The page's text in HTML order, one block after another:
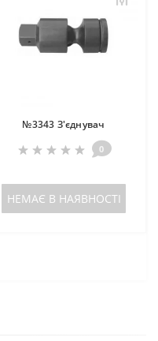
№3343 З'єднувач
0
НЕМАЄ В НАЯВНОСТІ